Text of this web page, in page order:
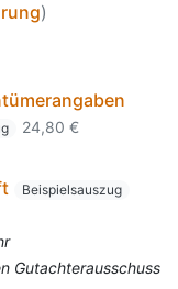
)
24,80 €
Beispielsauszug
Gutachterausschuss